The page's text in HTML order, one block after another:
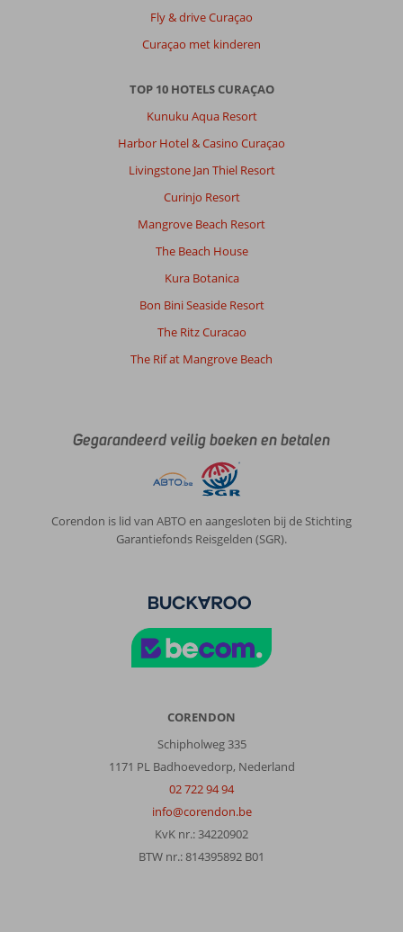
Fly & drive Curaçao
Curaçao met kinderen
TOP 10 HOTELS CURAÇAO
Kunuku Aqua Resort
Harbor Hotel & Casino Curaçao
Livingstone Jan Thiel Resort
Curinjo Resort
Mangrove Beach Resort
The Beach House
Kura Botanica
Bon Bini Seaside Resort
The Ritz Curacao
The Rif at Mangrove Beach
Gegarandeerd veilig boeken en betalen
Corendon is lid van ABTO en aangesloten bij de Stichting
Garantiefonds Reisgelden (SGR).
CORENDON
Schipholweg 335
1171 PL Badhoevedorp, Nederland
02 722 94 94
info@corendon.be
KvK nr.: 34220902
BTW nr.: 814395892 B01